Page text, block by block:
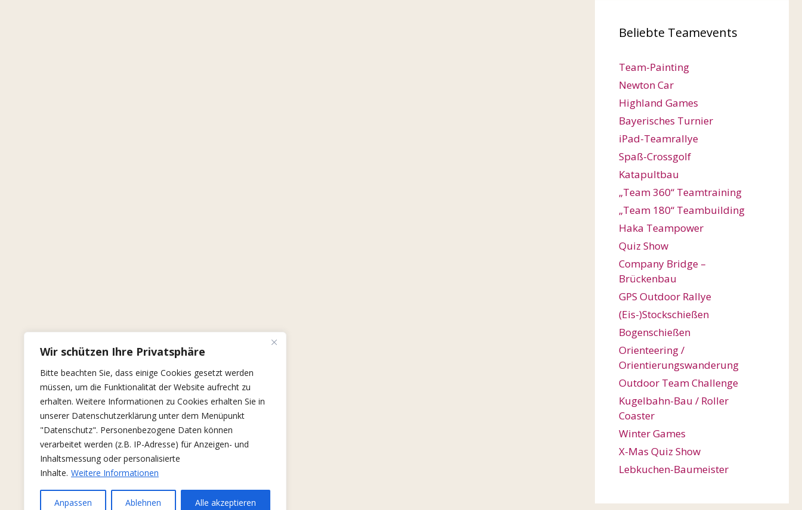
Wir schützen Ihre Privatsphäre
Bitte beachten Sie, dass einige Cookies gesetzt werden
müssen, um die Funktionalität der Website aufrecht zu
erhalten. Weitere Informationen zu Cookies erhalten Sie in
unserer Datenschutzerklärung unter dem Menüpunkt
"Datenschutz". Personenbezogene Daten können
verarbeitet werden (z.B. IP-Adresse) für Anzeigen- und
Inhaltsmessung oder personalisierte
Inhalte. Weitere Informationen
Anpassen Ablehnen Alle akzeptieren
Beliebte Teamevents
Team-Painting
Newton Car
Highland Games
Bayerisches Turnier
iPad-Teamrallye
Spaß-Crossgolf
Katapultbau
„Team 360“ Teamtraining
„Team 180“ Teambuilding
Haka Teampower
Quiz Show
Company Bridge –
Brückenbau
GPS Outdoor Rallye
(Eis-)Stockschießen
Bogenschießen
Orienteering /
Orientierungswanderung
Outdoor Team Challenge
Kugelbahn-Bau / Roller
Coaster
Winter Games
X-Mas Quiz Show
Lebkuchen-Baumeister